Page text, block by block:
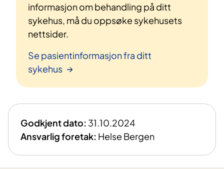
informasjon om behandling på ditt
sykehus, må du oppsøke sykehusets
nettsider.
Se pasientinformasjon fra ditt
sykehus
Godkjent dato: 31.10.2024
Ansvarlig foretak: Helse Bergen